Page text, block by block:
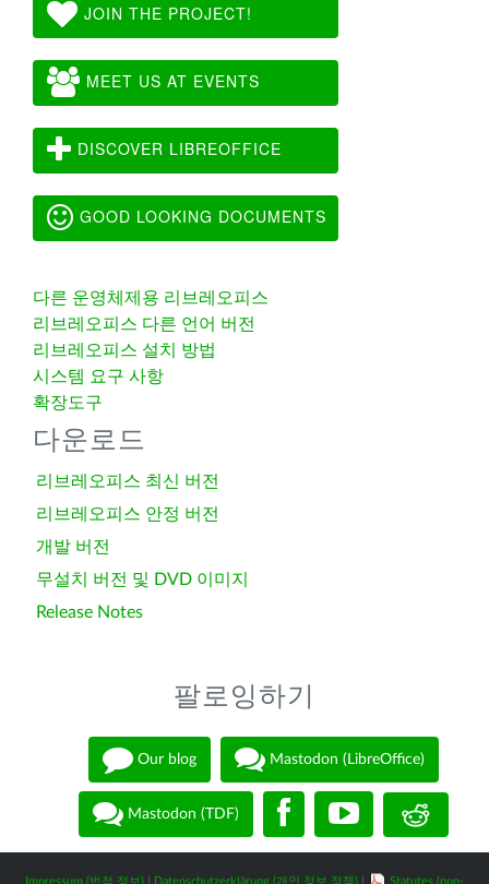
JOIN THE PROJECT!
MEET US AT EVENTS
DISCOVER LIBREOFFICE
GOOD LOOKING DOCUMENTS
다른 운영체제용 리브레오피스
리브레오피스 다른 언어 버전
리브레오피스 설치 방법
시스템 요구 사항
확장도구
다운로드
리브레오피스 최신 버전
리브레오피스 안정 버전
개발 버전
무설치 버전 및 DVD 이미지
Release Notes
팔로잉하기
Our blog Mastodon (LibreOffice)
Mastodon (TDF)
Impressum (법적 정보) Datenschutzerklärung (개인 정보 정책) Statutes (non-